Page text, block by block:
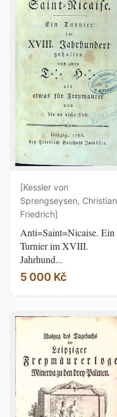
[Kessler von
Sprengseysen, Christian
Friedrich]
Anti=Saint=Nicaise. Ein
Turnier im XVIII.
Jahrhund...
5 000 Kč